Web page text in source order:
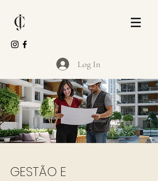
Log In
GESTÃO E